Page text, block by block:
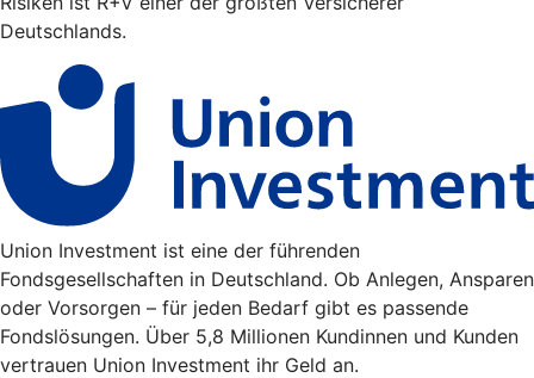
Deutschlands.
Union Investment ist eine der führenden
Fondsgesellschaften in Deutschland. Ob Anlegen, Ansparen
oder Vorsorgen – für jeden Bedarf gibt es passende
Fondslösungen. Über 5,8 Millionen Kundinnen und Kunden
vertrauen Union Investment ihr Geld an.